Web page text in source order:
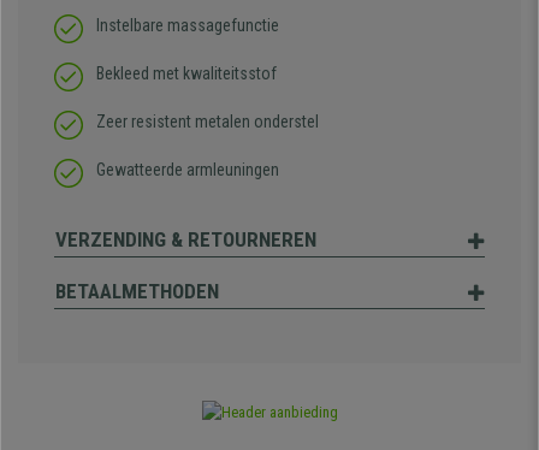
Instelbare massagefunctie
Bekleed met kwaliteitsstof
Zeer resistent metalen onderstel
Gewatteerde armleuningen
VERZENDING & RETOURNEREN
BETAALMETHODEN